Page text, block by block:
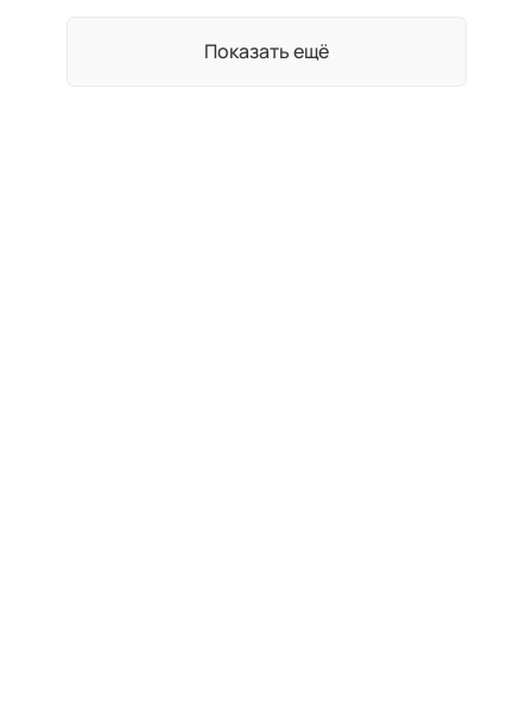
Показать ещё